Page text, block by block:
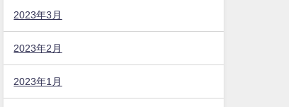
2023年3月
2023年2月
2023年1月